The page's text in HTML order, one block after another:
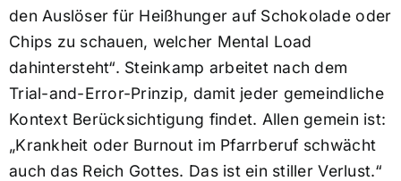
den Auslöser für Heißhunger auf Schokolade oder
Chips zu schauen, welcher Mental Load
dahintersteht“. Steinkamp arbeitet nach dem
Trial-and-Error-Prinzip, damit jeder gemeindliche
Kontext Berücksichtigung findet. Allen gemein ist:
„Krankheit oder Burnout im Pfarrberuf schwächt
auch das Reich Gottes. Das ist ein stiller Verlust.“